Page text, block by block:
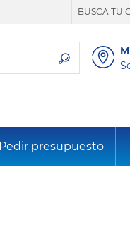
BUSCA TU
Pedir presupuesto